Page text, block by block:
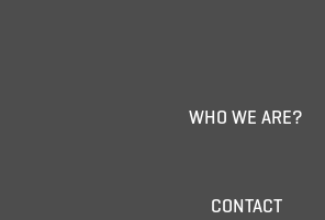
WHO WE ARE?
CONTACT